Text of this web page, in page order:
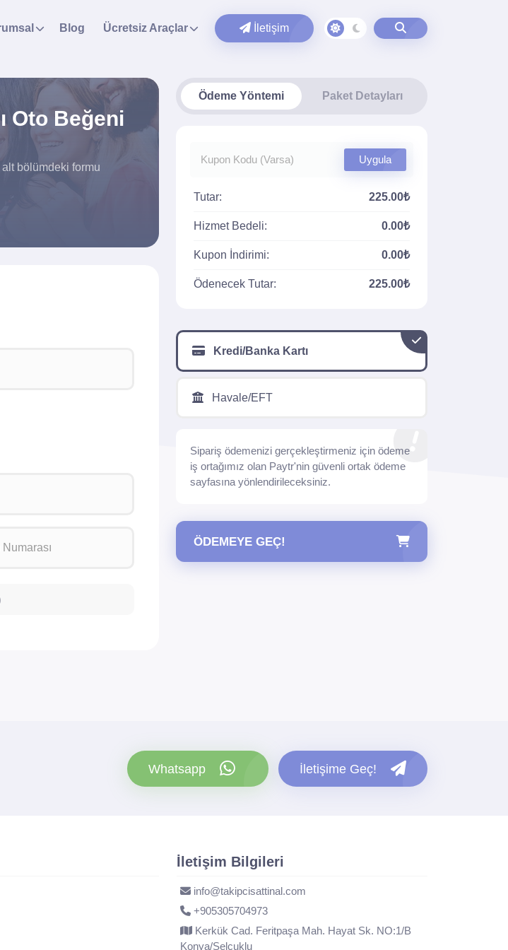
Blog Ücretsiz Araçlar İletişim
Oto Beğeni
bölümdeki formu
Ödeme Yöntemi Paket Detayları
Uygula
Tutar: 225.00₺
Hizmet Bedeli: 0.00₺
Kupon İndirimi: 0.00₺
Ödenecek Tutar: 225.00₺
Kredi/Banka Kartı
Havale/EFT
Sipariş ödemenizi gerçekleştirmeniz için ödeme
iş ortağımız olan Paytr'nin güvenli ortak ödeme
sayfasına yönlendirileceksiniz.
ÖDEMEYE GEÇ!
Whatsapp İletişime Geç!
İletişim Bilgileri
info@takipcisattinal.com
+905305704973
Kerkük Cad. Feritpaşa Mah. Hayat Sk. NO:1/B
Konya/Selçuklu